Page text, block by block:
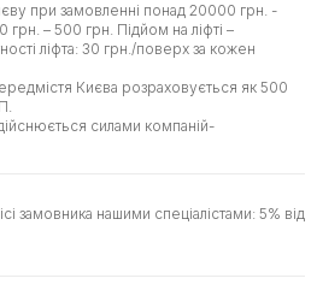
при замовленні понад 20000 грн. -
– 500 грн. Підйом на ліфті –
ліфта: 30 грн./поверх за кожен
Києва розраховується як 500
силами компаній-
замовника нашими спеціалістами: 5% від